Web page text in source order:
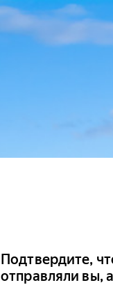
Подтвердите,
отправляли вы,